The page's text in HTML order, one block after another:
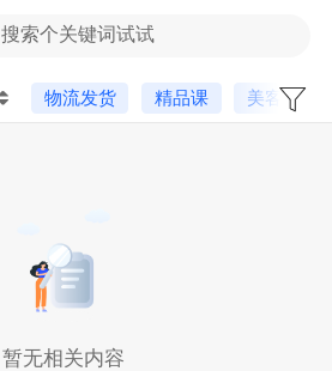
搜索个关键词试试
物流发货 精品课 美客多
暂无相关内容